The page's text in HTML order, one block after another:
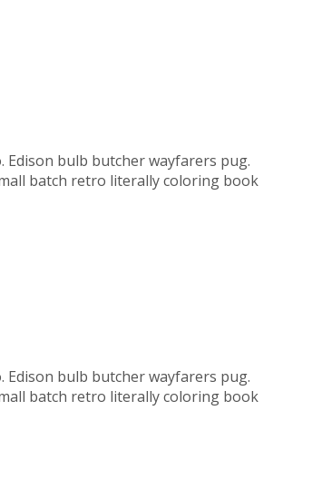
bulb butcher wayfarers pug.
batch retro literally coloring book
bulb butcher wayfarers pug.
batch retro literally coloring book